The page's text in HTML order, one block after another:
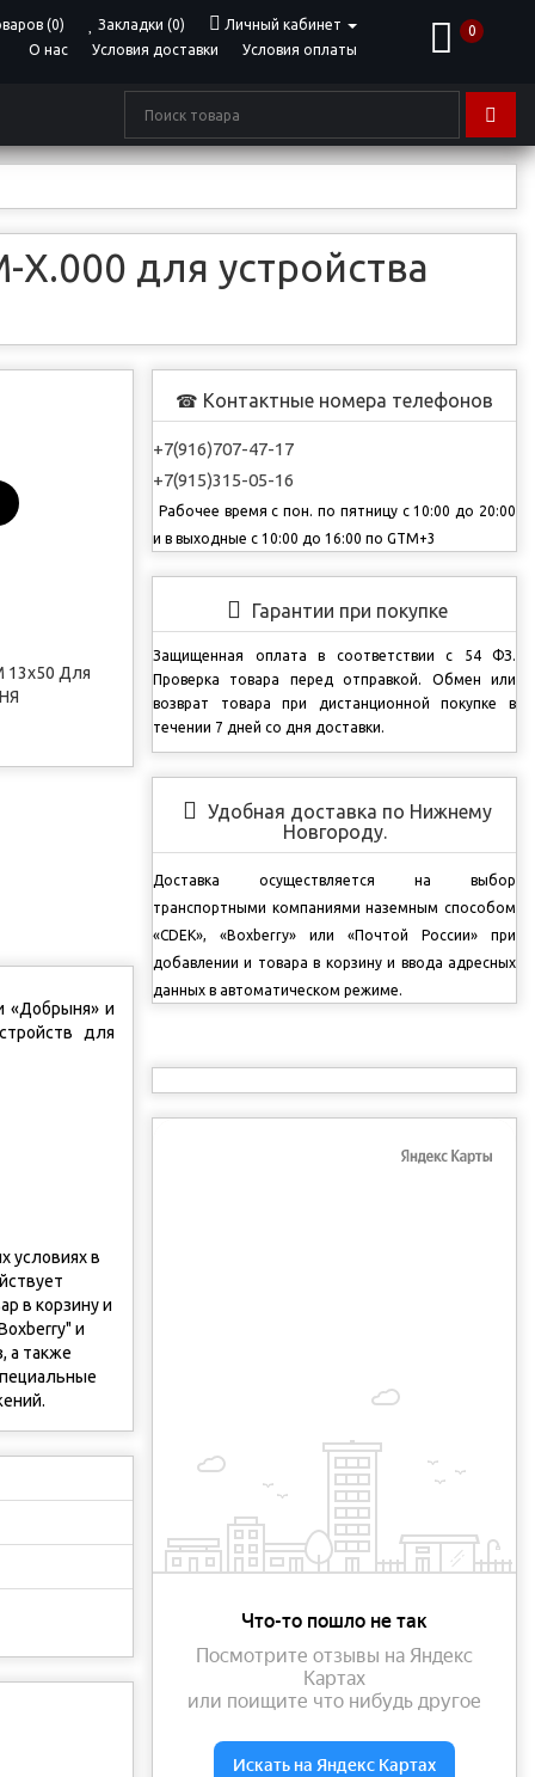
Личный кабинет
Закладки (0)
(0)
Условия оплаты
Условия доставки
О нас
0
для устройства
13х50 Для
«Добрыня» и
для
условиях в
в корзину и
и
а также
☎ Контактные номера телефонов
+7(916)707-47-17
+7(915)315-05-16
Рабочее время с пон. по пятницу с 10:00 до 20:00
и в выходные с 10:00 до 16:00 по GTM+3
Гарантии при покупке
Защищенная оплата в соответствии с 54 ФЗ.
Проверка товара перед отправкой. Обмен или
возврат товара при дистанционной покупке в
течении 7 дней со дня доставки.
Удобная доставка по Нижнему
Новгороду.
Доставка осуществляется на выбор
транспортными компаниями наземным способом
«CDEK», «Boxberry» или «Почтой России» при
добавлении и товара в корзину и ввода адресных
данных в автоматическом режиме.